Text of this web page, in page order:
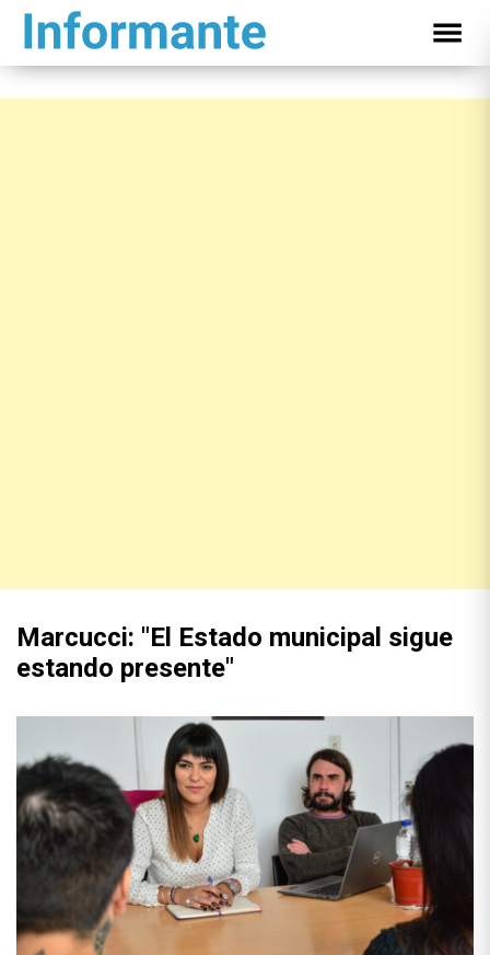
Marcucci: "El Estado municipal sigue
estando presente"